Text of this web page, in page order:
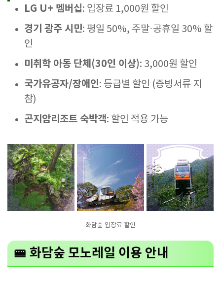
LG U+ 멤버십: 입장료 1,000원 할인
경기 광주 시민: 평일 50%, 주말·공휴일 30% 할
인
미취학 아동 단체(30인 이상): 3,000원 할인
국가유공자/장애인: 등급별 할인 (증빙서류 지
참)
곤지암리조트 숙박객: 할인 적용 가능
화담숲 입장료 할인
🚝 화담숲 모노레일 이용 안내